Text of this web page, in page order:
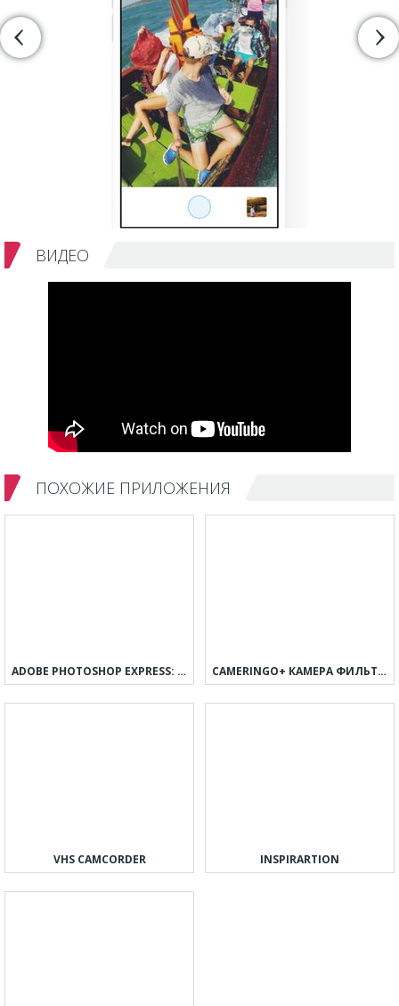
ВИДЕО
ПОХОЖИЕ ПРИЛОЖЕНИЯ
ADOBE PHOTOSHOP EXPRESS: УДОБНЫЙ ФОТОРЕДАКТОР CAMERINGO+ КАМЕРА ФИЛЬТРЫ
VHS CAMCORDER INSPIRARTION